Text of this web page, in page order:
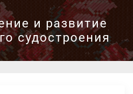
и развитие
судостроения